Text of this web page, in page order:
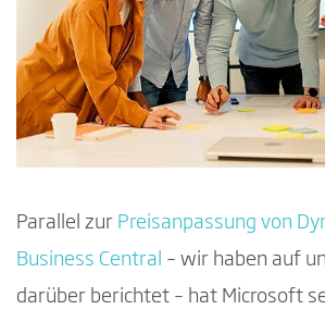
Parallel zur Preisanpassung von
Business Central – wir haben auf
darüber berichtet – hat Microsoft